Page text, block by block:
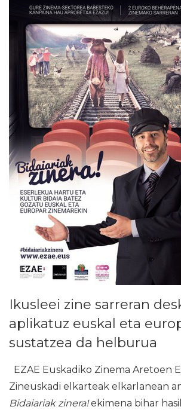
Ikusleei zine sarreran
aplikatuz euskal eta
sustatzea da helburua
EZAE Euskadiko Zinema Aretoen
Zineuskadi elkarteak elkarlanean
Bidaiariak zinera!ekimena bihar